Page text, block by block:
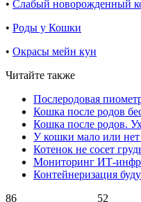
• Слабый новорожденный
• Роды у Кошки
• Окрасы мейн кун
Читайте также
Послеродовая
Кошка после родов
Кошка после родов.
У кошки мало или
Котенок не сосет
Мониторинг ИТ-
Контейнеризация
86
52